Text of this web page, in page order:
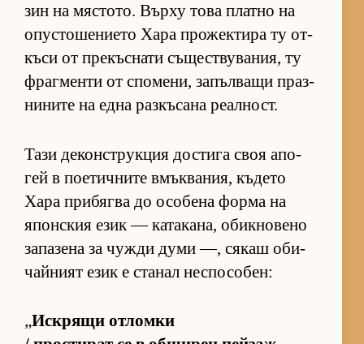
зин на мяс­то­то. Върху това платно на
опус­то­ше­ни­ето Хара про­жек­тира ту от­
къси от пре­къс­нати съ­щес­т­ву­ва­ния, ту
фраг­менти от спо­ме­ни, за­пъл­ващи праз­
ни­ните на една раз­къ­сана ре­ал­ност.
Тази де­кон­с­т­рук­ция дос­тига своя апо­
гей в по­е­тич­ните вмък­ва­ния, къ­дето
Хара при­бягва до осо­бена форма на
япон­с­кия език — ка­та­ка­на, обик­но­вено
за­па­зена за чужди думи —, ся­каш оби­
чай­ният език е ста­нал нес­по­со­бен:
„Ис­к­рящи от­ломки